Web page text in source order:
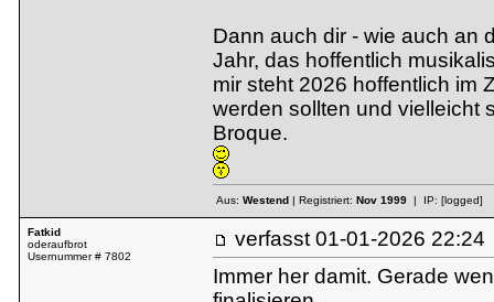
Dann auch dir - wie auch an
Jahr, das hoffentlich
mir steht 2026 hoffentlich im
werden sollten und vielleicht
Broque.
Aus: Westend| Registriert: Nov 1999| IP: [logged]
Fatkid
oderaufbrot
Usernummer # 7802
verfasst 01-01-2026
Immer her damit. Gerade